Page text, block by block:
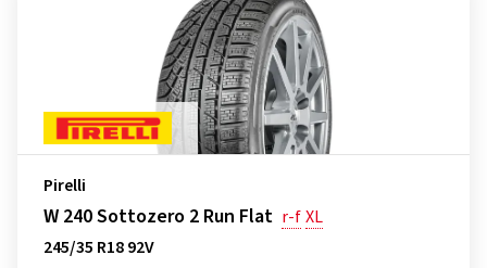
Pirelli
W 240 Sottozero 2 Run Flat r-fXL
245/35 R18 92V